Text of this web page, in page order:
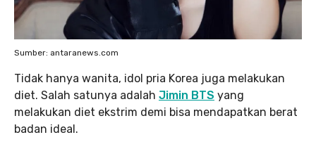
Sumber: antaranews.com
Tidak hanya wanita, idol pria Korea juga melakukan
diet. Salah satunya adalah Jimin BTS yang
melakukan diet ekstrim demi bisa mendapatkan berat
badan ideal.